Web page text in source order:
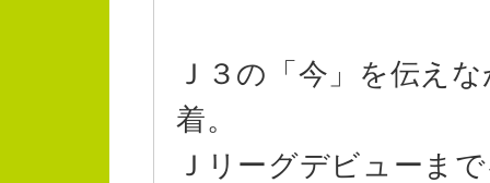
Ｊ３の「今」を伝え
着。
Ｊリーグデビューま